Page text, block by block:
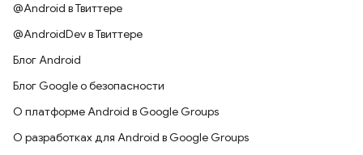
@Android в Твиттере
@AndroidDev в Твиттере
Блог Android
Блог Google о безопасности
О платформе Android в Google Groups
О разработках для Android в Google Groups